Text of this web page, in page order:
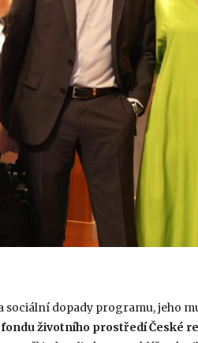
dopady programu, jeho
životního prostředí České